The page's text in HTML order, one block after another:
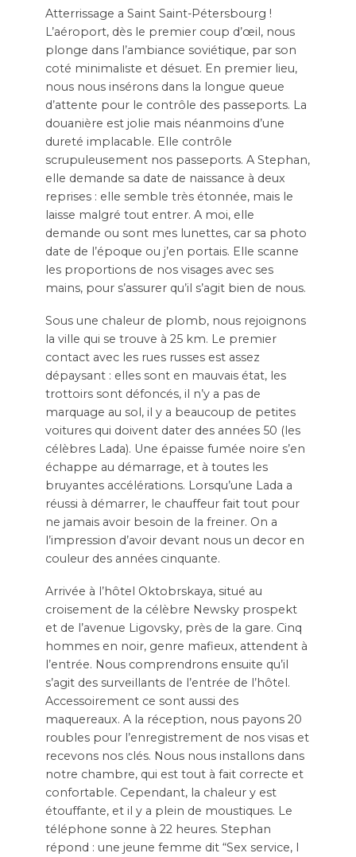
Atterrissage a Saint Saint-Pétersbourg !
L’aéroport, dès le premier coup d’œil, nous
plonge dans l’ambiance soviétique, par son
coté minimaliste et désuet. En premier lieu,
nous nous insérons dans la longue queue
d’attente pour le contrôle des passeports. La
douanière est jolie mais néanmoins d’une
dureté implacable. Elle contrôle
scrupuleusement nos passeports. A Stephan,
elle demande sa date de naissance à deux
reprises : elle semble très étonnée, mais le
laisse malgré tout entrer. A moi, elle
demande ou sont mes lunettes, car sa photo
date de l’époque ou j’en portais. Elle scanne
les proportions de nos visages avec ses
mains, pour s’assurer qu’il s’agit bien de nous.
Sous une chaleur de plomb, nous rejoignons
la ville qui se trouve à 25 km. Le premier
contact avec les rues russes est assez
dépaysant : elles sont en mauvais état, les
trottoirs sont défoncés, il n’y a pas de
marquage au sol, il y a beaucoup de petites
voitures qui doivent dater des années 50 (les
célèbres Lada). Une épaisse fumée noire s’en
échappe au démarrage, et à toutes les
bruyantes accélérations. Lorsqu’une Lada a
réussi à démarrer, le chauffeur fait tout pour
ne jamais avoir besoin de la freiner. On a
l’impression d’avoir devant nous un decor en
couleur des années cinquante.
Arrivée à l’hôtel Oktobrskaya, situé au
croisement de la célèbre Newsky prospekt
et de l’avenue Ligovsky, près de la gare. Cinq
hommes en noir, genre mafieux, attendent à
l’entrée. Nous comprendrons ensuite qu’il
s’agit des surveillants de l’entrée de l’hôtel.
Accessoirement ce sont aussi des
maquereaux. A la réception, nous payons 20
roubles pour l’enregistrement de nos visas et
recevons nos clés. Nous nous installons dans
notre chambre, qui est tout à fait correcte et
confortable. Cependant, la chaleur y est
étouffante, et il y a plein de moustiques. Le
téléphone sonne à 22 heures. Stephan
répond : une jeune femme dit “Sex service, I